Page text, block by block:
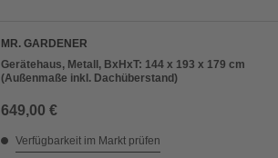
MR. GARDENER
Gerätehaus, Metall, BxHxT: 144 x 193 x 179 cm
(Außenmaße inkl. Dachüberstand)
649,00 €
Verfügbarkeit im Markt prüfen